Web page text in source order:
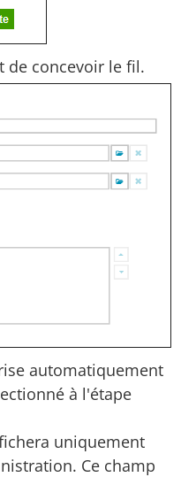
de concevoir le fil.
automatiquement
à l'étape
uniquement
Ce champ